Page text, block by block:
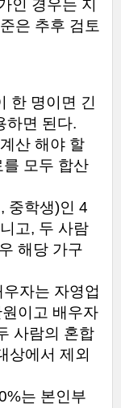
인 경우는 지
은 추후 검토
한 명이면 긴
하면 된다.
계산 해야 할
를 모두 합산
, 중학생)인 4
고, 두 사람
해당 가구
우자는 자영업
원이고 배우자
사람의 혼합
상에서 제외
는 본인부